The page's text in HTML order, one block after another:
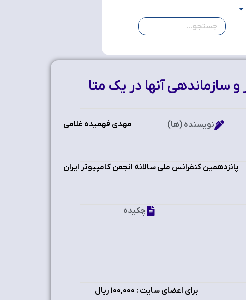
سازماندهی آنها در یک متا
مهدی فهمیده غلامی نویسنده (ها)
پانزدهمین کنفرانس ملی سالانه انجمن کامپیوتر ایران
چکیده
برای اعضای سایت : ۱٠٠,٠٠٠ ریال